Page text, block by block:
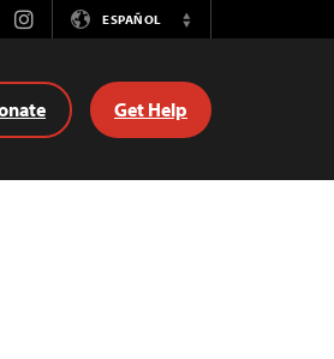
InstagramESPAÑOL
Switch
Get Help